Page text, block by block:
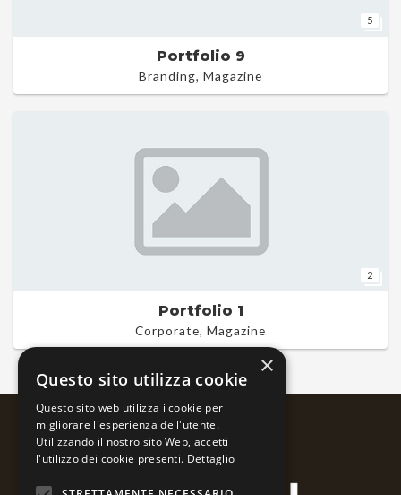
5
Portfolio 9
Branding, Magazine
2
Portfolio 1
Corporate, Magazine
×
Questo sito utilizza cookie
Questo sito web utilizza i cookie per
migliorare l'esperienza dell'utente.
Utilizzando il nostro sito Web, accetti
l'utilizzo dei cookie presenti. Dettaglio